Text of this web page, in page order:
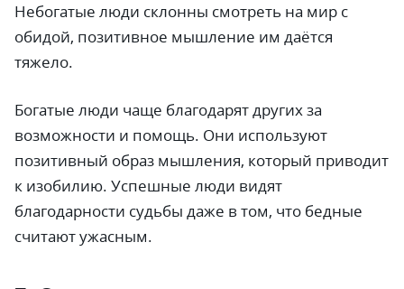
Небогатые люди склонны смотреть на мир с
обидой, позитивное мышление им даётся
тяжело.
Богатые люди чаще благодарят других за
возможности и помощь. Они используют
позитивный образ мышления, который приводит
к изобилию. Успешные люди видят
благодарности судьбы даже в том, что бедные
считают ужасным.